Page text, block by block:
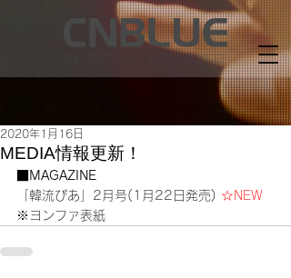
MEDIA情報更新！
2020年1月16日
■MAGAZINE
「韓流ぴあ」2月号(1月22日発売) ☆NEW
※ヨンファ表紙